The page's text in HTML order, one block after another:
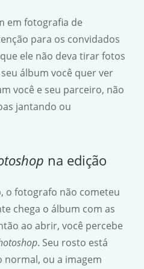
em fotografia de
para os convidados
ele não deva tirar fotos
álbum você quer ver
você e seu parceiro, não
jantando ou
na edição
o fotografo não cometeu
chega o álbum com as
ao abrir, você percebe
. Seu rosto está
ou a imagem